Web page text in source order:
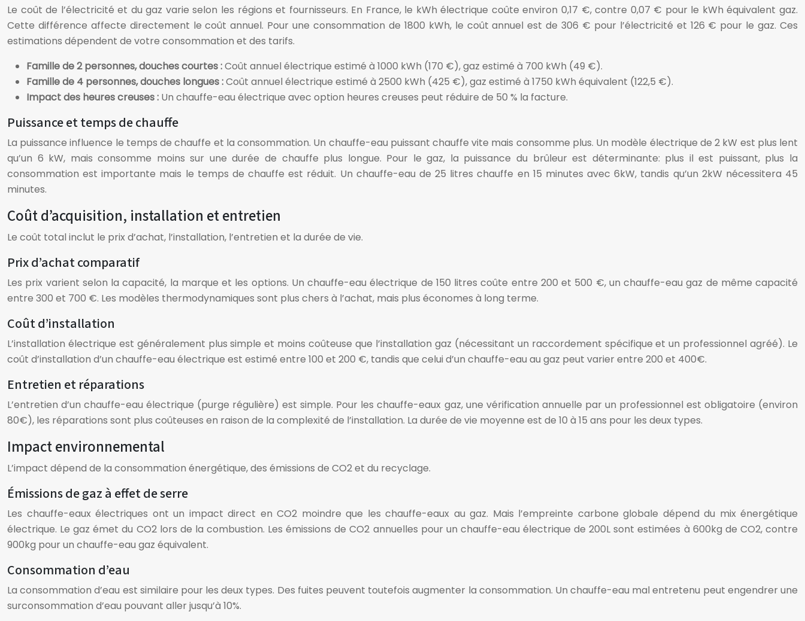
Le coût de l’électricité et du gaz varie selon les régions et fournisseurs. En France, le kWh électrique coûte environ 0,17 €, contre 0,07 € pour le kWh équivalent gaz.
Cette différence affecte directement le coût annuel. Pour une consommation de 1800 kWh, le coût annuel est de 306 € pour l’électricité et 126 € pour le gaz. Ces
estimations dépendent de votre consommation et des tarifs.
Famille de 2 personnes, douches courtes :Coût annuel électrique estimé à 1000 kWh (170 €), gaz estimé à 700 kWh (49 €).
Famille de 4 personnes, douches longues :Coût annuel électrique estimé à 2500 kWh (425 €), gaz estimé à 1750 kWh équivalent (122,5 €).
Impact des heures creuses : Un chauffe-eau électrique avec option heures creuses peut réduire de 50 % la facture.
Puissance et temps de chauffe
La puissance influence le temps de chauffe et la consommation. Un chauffe-eau puissant chauffe vite mais consomme plus. Un modèle électrique de 2 kW est plus lent
qu’un 6 kW, mais consomme moins sur une durée de chauffe plus longue. Pour le gaz, la puissance du brûleur est déterminante: plus il est puissant, plus la
consommation est importante mais le temps de chauffe est réduit. Un chauffe-eau de 25 litres chauffe en 15 minutes avec 6kW, tandis qu’un 2kW nécessitera 45
minutes.
Coût d’acquisition, installation et entretien
Le coût total inclut le prix d’achat, l’installation, l’entretien et la durée de vie.
Prix d’achat comparatif
Les prix varient selon la capacité, la marque et les options. Un chauffe-eau électrique de 150 litres coûte entre 200 et 500 €, un chauffe-eau gaz de même capacité
entre 300 et 700 €. Les modèles thermodynamiques sont plus chers à l’achat, mais plus économes à long terme.
Coût d’installation
L’installation électrique est généralement plus simple et moins coûteuse que l’installation gaz (nécessitant un raccordement spécifique et un professionnel agréé). Le
coût d’installation d’un chauffe-eau électrique est estimé entre 100 et 200 €, tandis que celui d’un chauffe-eau au gaz peut varier entre 200 et 400€.
Entretien et réparations
L’entretien d’un chauffe-eau électrique (purge régulière) est simple. Pour les chauffe-eaux gaz, une vérification annuelle par un professionnel est obligatoire (environ
80€), les réparations sont plus coûteuses en raison de la complexité de l’installation. La durée de vie moyenne est de 10 à 15 ans pour les deux types.
Impact environnemental
L’impact dépend de la consommation énergétique, des émissions de CO2 et du recyclage.
Émissions de gaz à effet de serre
Les chauffe-eaux électriques ont un impact direct en CO2 moindre que les chauffe-eaux au gaz. Mais l’empreinte carbone globale dépend du mix énergétique
électrique. Le gaz émet du CO2 lors de la combustion. Les émissions de CO2 annuelles pour un chauffe-eau électrique de 200L sont estimées à 600kg de CO2, contre
900kg pour un chauffe-eau gaz équivalent.
Consommation d’eau
La consommation d’eau est similaire pour les deux types. Des fuites peuvent toutefois augmenter la consommation. Un chauffe-eau mal entretenu peut engendrer une
surconsommation d’eau pouvant aller jusqu’à 10%.